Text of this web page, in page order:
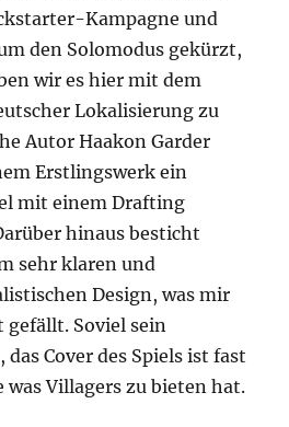
Kampagne und
den Solomodus gekürzt,
wir es hier mit dem
Lokalisierung zu
Autor Haakon Garder
Erstlingswerk ein
mit einem Drafting
hinaus besticht
sehr klaren und
Design, was mir
Soviel sein
Cover des Spiels ist fast
was Villagers zu bieten hat.